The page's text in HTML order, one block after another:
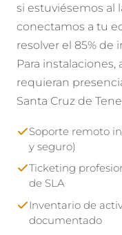
si estuviésemos al
conectamos a tu
resolver el 85% de
Para
requieran
Santa Cruz de
Soporte remoto
y seguro)
Ticketing
de SLA
Inventario de
documentado